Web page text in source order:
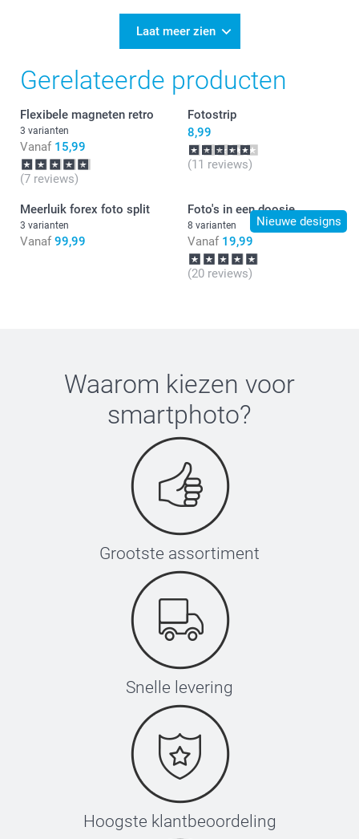
Laat meer zien
Gerelateerde producten
Flexibele magneten retro
3 varianten
Vanaf 15,99
(7 reviews)
Fotostrip
8,99
(11 reviews)
Meerluik forex foto split
3 varianten
Vanaf 99,99
Nieuwe designs
Foto's in een doosje
8 varianten
Vanaf 19,99
(20 reviews)
Waarom kiezen voor
smartphoto?
Grootste assortiment
Snelle levering
Hoogste klantbeoordeling